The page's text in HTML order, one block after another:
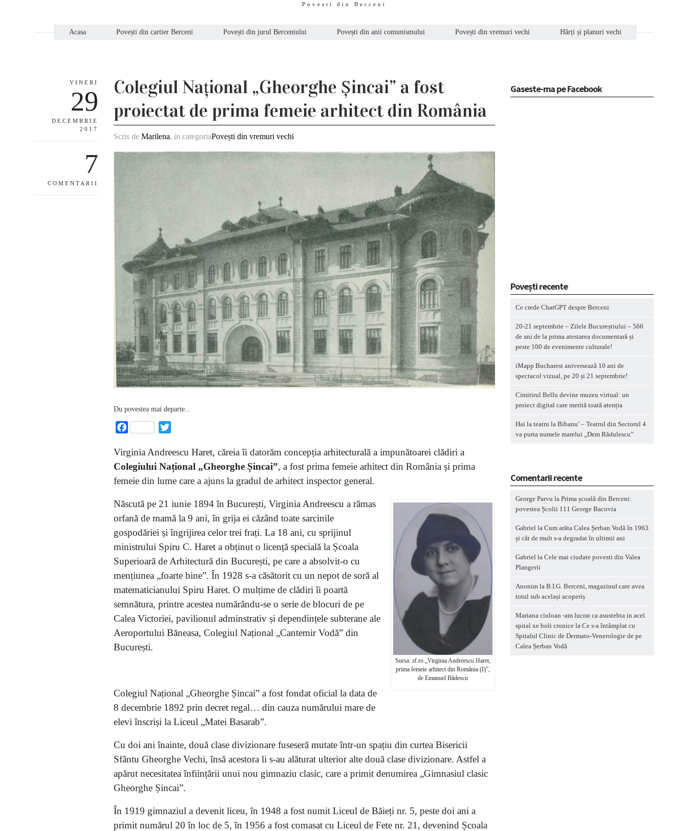
Povesti din Berceni
Acasa Povești din cartier Berceni Povești din jurul Berceniului Povești din anii comunismului Povești din vremuri vechi Hărți și planuri vechi
VINERI
29
DECEMBRIE
2017
7
COMENTARII
Colegiul Național „Gheorghe Șincai” a fost
proiectat de prima femeie arhitect din România
Scris deMarilena, in categoriaPovești din vremuri vechi
Du povestea mai departe...
Facebook
Virginia Andreescu Haret, căreia îi datorăm concepția arhitecturală a impunătoarei clădiri a
Colegiului Național „Gheorghe Șincai”, a fost prima femeie arhitect din România și prima
femeie din lume care a ajuns la gradul de arhitect inspector general.
Sursa: zf.ro „Virginia Andreescu Haret,
prima femeie arhitect din România (I)”,
de Emanuel Bădescu
Născută pe 21 iunie 1894 în București, Virginia Andreescu a rămas
orfană de mamă la 9 ani, în grija ei căzând toate sarcinile
gospodăriei și îngrijirea celor trei frați. La 18 ani, cu sprijinul
ministrului Spiru C. Haret a obținut o licență specială la Școala
Superioară de Arhitectură din București, pe care a absolvit-o cu
mențiunea „foarte bine”. În 1928 s-a căsătorit cu un nepot de soră al
matematicianului Spiru Haret. O mulțime de clădiri îi poartă
semnătura, printre acestea numărându-se o serie de blocuri de pe
Calea Victoriei, pavilionul adminstrativ și dependințele subterane ale
Aeroportului Băneasa, Colegiul Național „Cantemir Vodă” din
București.
Colegiul Național „Gheorghe Șincai” a fost fondat oficial la data de
8 decembrie 1892 prin decret regal… din cauza numărului mare de
elevi înscriși la Liceul „Matei Basarab”.
Cu doi ani înainte, două clase divizionare fuseseră mutate într-un spațiu din curtea Bisericii
Sfântu Gheorghe Vechi, însă acestora li s-au alăturat ulterior alte două clase divizionare. Astfel a
apărut necesitatea înființării unui nou gimnaziu clasic, care a primit denumirea „Gimnasiul clasic
Gheorghe Șincai”.
În 1919 gimnaziul a devenit liceu, în 1948 a fost numit Liceul de Băieți nr. 5, peste doi ani a
primit numărul 20 în loc de 5, în 1956 a fost comasat cu Liceul de Fete nr. 21, devenind Școala
Gaseste-ma pe Facebook
Povești recente
Ce crede ChatGPT despre Berceni
20-21 septembrie – Zilele Bucureștiului – 566
de ani de la prima atestarea documentară și
peste 100 de evenimente culturale!
iMapp Bucharest aniversează 10 ani de
spectacol vizual, pe 20 și 21 septembrie!
Cimitirul Bellu devine muzeu virtual: un
proiect digital care merită toată atenția
Hai la teatru la Bibanu’ – Teatrul din Sectorul 4
va purta numele marelui „Dem Rădulescu”
Comentarii recente
George Parvu la Prima școală din Berceni:
povestea Școlii 111 George Bacovia
Gabriel la Cum arăta Calea Șerban Vodă în 1963
și cât de mult s-a degradat în ultimii ani
Gabriel la Cele mai ciudate povesti din Valea
Plangerii
Anonim la B.I.G. Berceni, magazinul care avea
totul sub același acoperiș
Mariana ciuloan -am lucrat ca asustebta in acel
spital xe boli cronice la Ce s-a întâmplat cu
Spitalul Clinic de Dermato-Venerologie de pe
Calea Șerban Vodă